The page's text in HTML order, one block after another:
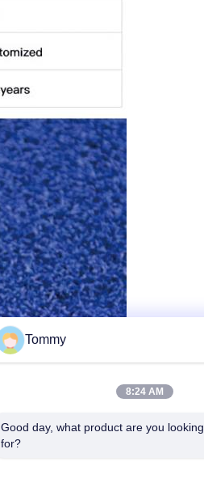
Tommy
8:24 AM
Good day, what product are you looking
for?